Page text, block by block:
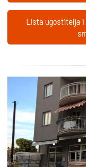
Lista ugostitelja i